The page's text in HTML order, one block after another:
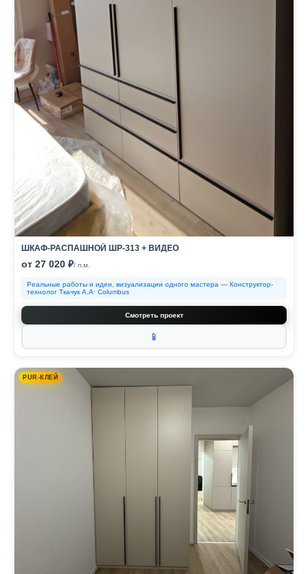
ШКАФ-РАСПАШНОЙ ШР-313 + ВИДЕО
от 27 020 ₽/ п.м.
Реальные работы и идеи, визуализации одного мастера — Конструктор-
технолог Ткачук А.А· Columbus
Смотреть проект
📱
PUR-КЛЕЙ